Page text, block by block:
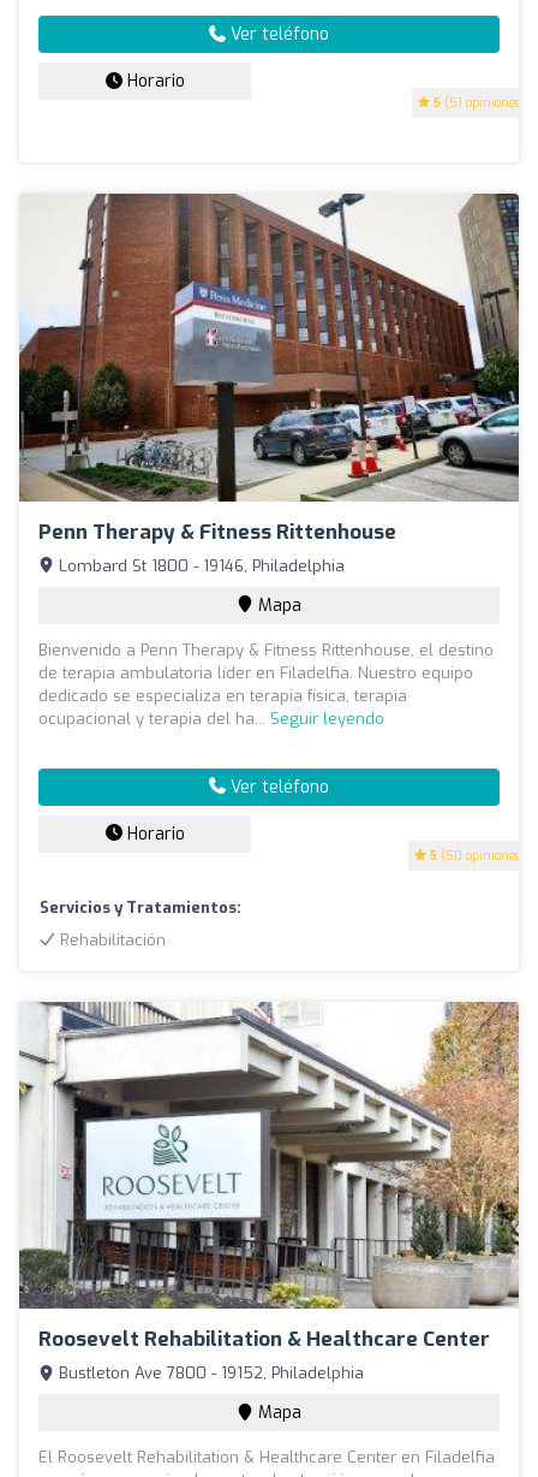
5 (51 opiniones)
Ver teléfono
Horario
Penn Therapy & Fitness Rittenhouse
5 (50 opiniones)
Lombard St 1800 - 19146, Philadelphia
Mapa
Bienvenido a Penn Therapy & Fitness Rittenhouse, el destino
de terapia ambulatoria líder en Filadelfia. Nuestro equipo
dedicado se especializa en terapia física, terapia
ocupacional y terapia del ha... Seguir leyendo
Ver teléfono
Horario
Servicios y Tratamientos:
Rehabilitación
Roosevelt Rehabilitation & Healthcare Center
Bustleton Ave 7800 - 19152, Philadelphia
Mapa
El Roosevelt Rehabilitation & Healthcare Center en Filadelfia